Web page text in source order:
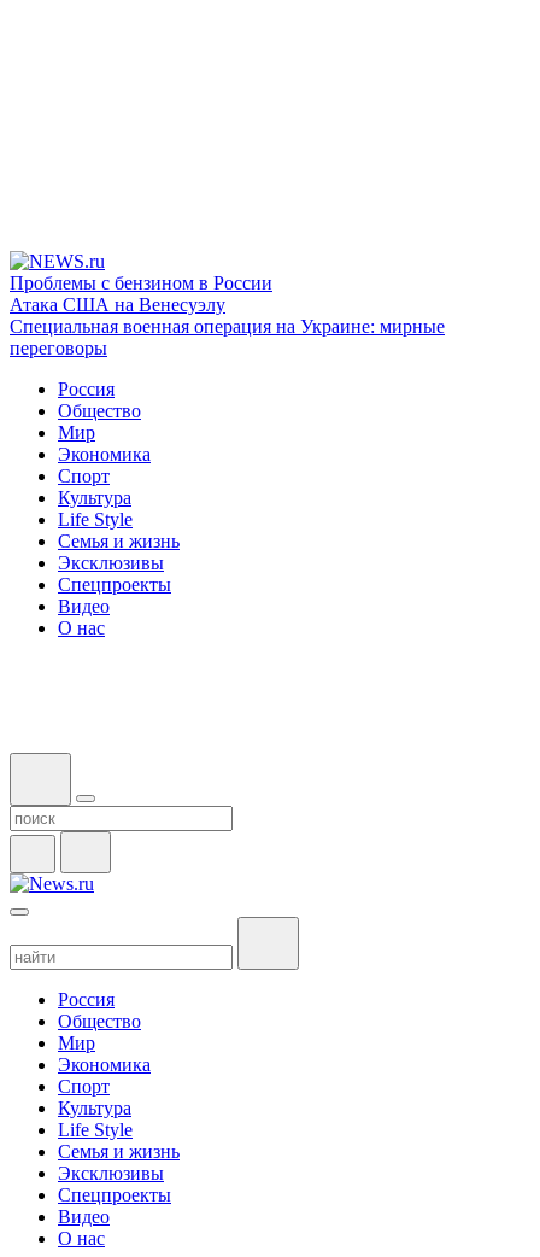
Проблемы с бензином в России
Атака США на Венесуэлу
Специальная военная операция на Украине: мирные
переговоры
Россия
Общество
Мир
Экономика
Спорт
Культура
Life Style
Семья и жизнь
Эксклюзивы
Спецпроекты
Видео
О нас
Россия
Общество
Мир
Экономика
Спорт
Культура
Life Style
Семья и жизнь
Эксклюзивы
Спецпроекты
Видео
О нас